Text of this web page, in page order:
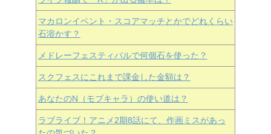
マカロンイベント・スコアマッチとかでどれくらい
石溶かす？
メドレーフェスティバルで何個石を使った？
スクフェスにこれまで課金した金額は？
あなたのN（モブキャラ）の使い道は？
ラブライブ！アニメ2期8話にて、作画ミスがあっ